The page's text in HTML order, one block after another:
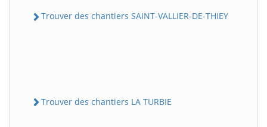
Trouver des chantiers SAINT-VALLIER-DE-THIEY
Trouver des chantiers LA TURBIE